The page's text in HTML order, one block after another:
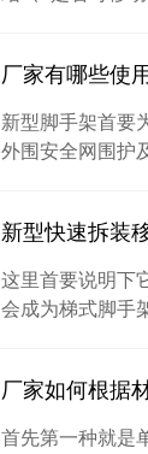
厂家有哪些使用
新型脚手架首要
外围安全网围护
新型快速拆装
这里首要说明下
会成为梯式脚手
厂家如何根据
首先第一种就是